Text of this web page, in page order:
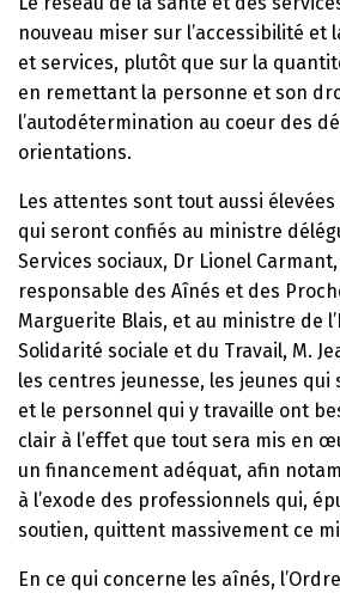
nouveau miser sur l’accessibilité et
et services, plutôt que sur la
en remettant la personne et son
l’autodétermination au coeur des
orientations.
Les attentes sont tout aussi
qui seront confiés au ministre
Services sociaux, Dr Lionel
responsable des Aînés et des
Marguerite Blais, et au ministre de
Solidarité sociale et du Travail, M.
les centres jeunesse, les jeunes qui
et le personnel qui y travaille ont
clair à l’effet que tout sera mis en
un financement adéquat, afin
à l’exode des professionnels qui,
soutien, quittent massivement ce
En ce qui concerne les aînés,